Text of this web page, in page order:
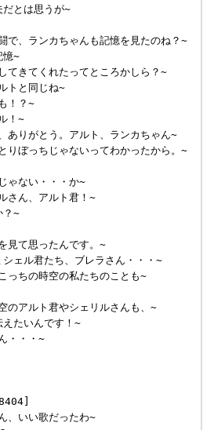
だとは思うが~
、ランカちゃんも記憶を見たのね？~
憶~
きてくれたってところかしら？~
トと同じね~
！？~
！~
りがとう。アルト、ランカちゃん~
ぼっちじゃないってわかったから。~
ない・・・か~
ん、アルト君！~
？~
て思ったんです。~
ェル君たち、ブレラさん・・・~
ちの時空の私たちのことも~
アルト君やシェリルさんも、~
たいんです！~
・・・~
いい歌だったわ~